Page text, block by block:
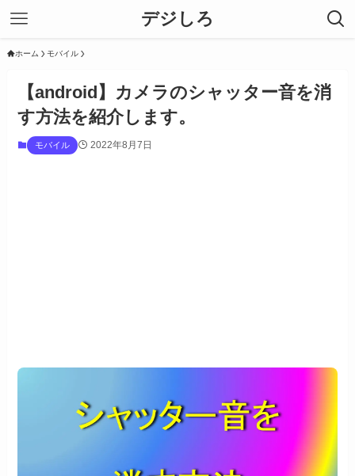
デジしろ
ホーム モバイル
【android】カメラのシャッター音を消
す方法を紹介します。
モバイル 2022年8月7日